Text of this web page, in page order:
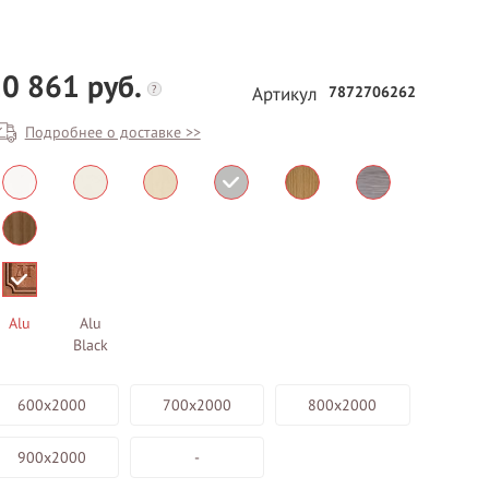
ВЫЗВАТЬ ЗАМЕРЩИКА
861 руб. ?
Подробнее о доставке >>
Артикул 7872706262
Alu
Alu
Black
600х2000 700х2000 800х2000
900х2000 -